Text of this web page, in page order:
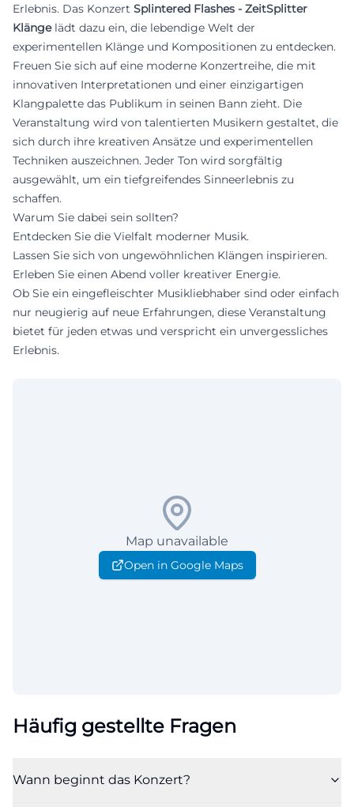
Erlebnis. Das Konzert Splintered Flashes - ZeitSplitter
Klängelädt dazu ein, die lebendige Welt der
experimentellen Klänge und Kompositionen zu entdecken.
Freuen Sie sich auf eine moderne Konzertreihe, die mit
innovativen Interpretationen und einer einzigartigen
Klangpalette das Publikum in seinen Bann zieht. Die
Veranstaltung wird von talentierten Musikern gestaltet, die
sich durch ihre kreativen Ansätze und experimentellen
Techniken auszeichnen. Jeder Ton wird sorgfältig
ausgewählt, um ein tiefgreifendes Sinneerlebnis zu
schaffen.
Warum Sie dabei sein sollten?
Entdecken Sie die Vielfalt moderner Musik.
Lassen Sie sich von ungewöhnlichen Klängen inspirieren.
Erleben Sie einen Abend voller kreativer Energie.
Ob Sie ein eingefleischter Musikliebhaber sind oder einfach
nur neugierig auf neue Erfahrungen, diese Veranstaltung
bietet für jeden etwas und verspricht ein unvergessliches
Erlebnis.
Map unavailable
Open in Google Maps
Häufig gestellte Fragen
Wann beginnt das Konzert?